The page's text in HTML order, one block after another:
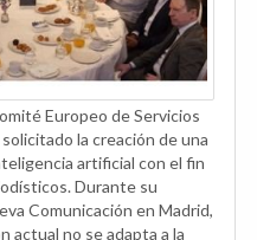
Europeo de Servicios
la creación de una
artificial con el fin
Durante su
Comunicación en Madrid,
actual no se adapta a la